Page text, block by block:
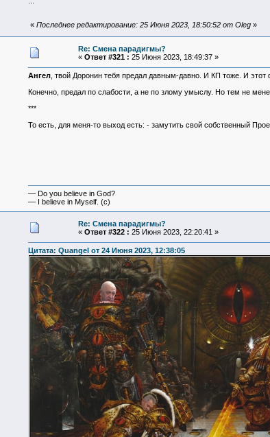
« Последнее редактирование: 25 Июня 2023, 18:50:52 от Oleg»
Re: Смена парадигмы?
« Ответ #321 : 25 Июня 2023, 18:49:37 »
Ангел, твой Доронин тебя предал давным-давно. И КП тоже. И этот
Конечно, предал по слабости, а не по злому умыслу. Но тем не
***
То есть, для меня-то выход есть: - замутить свой собственный
— Do you believe in God?
— I believe in Myself. (c)
Re: Смена парадигмы?
« Ответ #322 : 25 Июня 2023, 22:20:41 »
Цитата: Quangel от 24 Июня 2023, 12:38:05